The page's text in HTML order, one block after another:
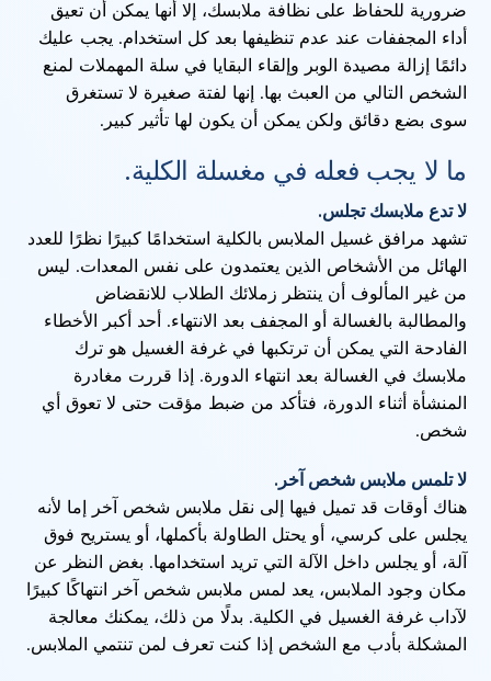
ضرورية للحفاظ على نظافة ملابسك، إلا أنها يمكن أن تعيق
أداء المجففات عند عدم تنظيفها بعد كل استخدام. يجب عليك
دائمًا إزالة مصيدة الوبر وإلقاء البقايا في سلة المهملات لمنع
الشخص التالي من العبث بها. إنها لفتة صغيرة لا تستغرق
سوى بضع دقائق ولكن يمكن أن يكون لها تأثير كبير.
ما لا يجب فعله في مغسلة الكلية.
لا تدع ملابسك تجلس.
تشهد مرافق غسيل الملابس بالكلية استخدامًا كبيرًا نظرًا للعدد
الهائل من الأشخاص الذين يعتمدون على نفس المعدات. ليس
من غير المألوف أن ينتظر زملائك الطلاب للانقضاض
والمطالبة بالغسالة أو المجفف بعد الانتهاء. أحد أكبر الأخطاء
الفادحة التي يمكن أن ترتكبها في غرفة الغسيل هو ترك
ملابسك في الغسالة بعد انتهاء الدورة. إذا قررت مغادرة
المنشأة أثناء الدورة، فتأكد من ضبط مؤقت حتى لا تعوق أي
شخص.
لا تلمس ملابس شخص آخر.
هناك أوقات قد تميل فيها إلى نقل ملابس شخص آخر إما لأنه
يجلس على كرسي، أو يحتل الطاولة بأكملها، أو يستريح فوق
آلة، أو يجلس داخل الآلة التي تريد استخدامها. بغض النظر عن
مكان وجود الملابس، يعد لمس ملابس شخص آخر انتهاكًا كبيرًا
لآداب غرفة الغسيل في الكلية. بدلًا من ذلك، يمكنك معالجة
المشكلة بأدب مع الشخص إذا كنت تعرف لمن تنتمي الملابس.